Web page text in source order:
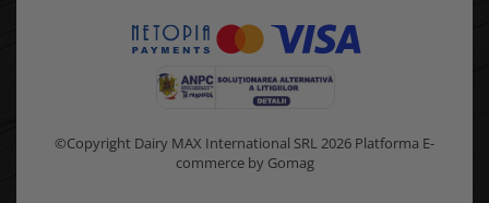
©Copyright Dairy MAX International SRL 2026 Platforma E-
commerce by Gomag